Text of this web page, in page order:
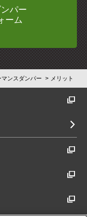
パー
ーム
ンスダンパー メリット